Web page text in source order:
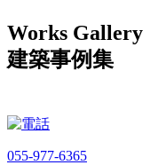
Works Gallery
建築事例集
055-977-6365